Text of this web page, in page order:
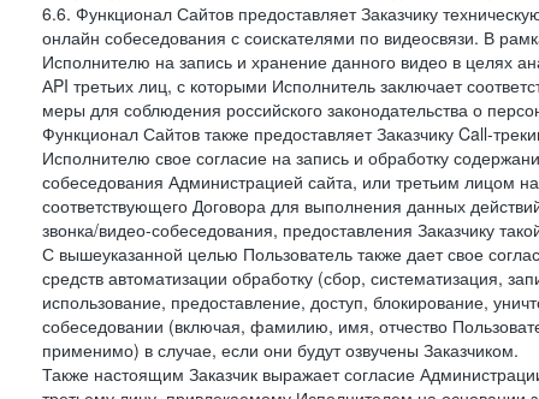
6.6. Функционал Сайтов предоставляет Заказчику
онлайн собеседования с соискателями по видеосвязи. В
Исполнителю на запись и хранение данного видео в целях
АPI третьих лиц, с которыми Исполнитель заключает
меры для соблюдения российского законодательства о
Функционал Сайтов также предоставляет Заказчику Call-
Исполнителю свое согласие на запись и обработку
собеседования Администрацией сайта, или третьим лицом
соответствующего Договора для выполнения данных
звонка/видео-собеседования, предоставления Заказчику
С вышеуказанной целью Пользователь также дает свое
средств автоматизации обработку (сбор, систематизация,
использование, предоставление, доступ, блокирование,
собеседовании (включая, фамилию, имя, отчество
применимо) в случае, если они будут озвучены Заказчиком.
Также настоящим Заказчик выражает согласие